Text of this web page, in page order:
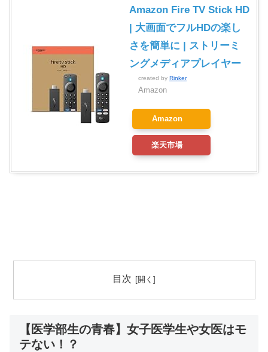
Amazon Fire TV Stick HD
| 大画面でフルHDの楽し
さを簡単に | ストリーミ
ングメディアプレイヤー
created by Rinker
Amazon
Amazon
楽天市場
目次
【医学部生の青春】女子医学生や女医はモ
テない！？